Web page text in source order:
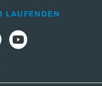
LAUFENDEN